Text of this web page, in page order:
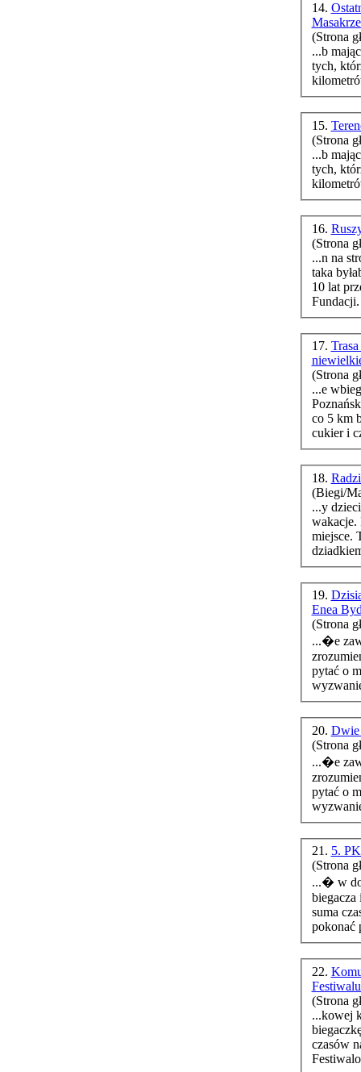
14.
(Strona
...b mających
tych,
15.
(Strona
...b mających
tych,
16.
(Strona
...n na stronie
taka
10 lat
17.
(Strona
...e
co 5 km
cukier i
18.
(Biegi/
...y
miejsce.
19.
Enea
(Strona
...�e
pytać o
20. Dwie
(Strona
...�e
pytać o
21. 5.
(Strona
...� w
biegacza
suma
pokonać
22.
(Strona
...kowej
czasów